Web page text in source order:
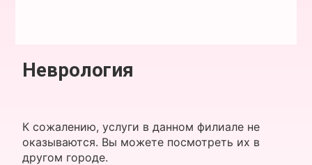
Неврология
К сожалению, услуги в данном филиале не
оказываются. Вы можете посмотреть их в
другом городе.